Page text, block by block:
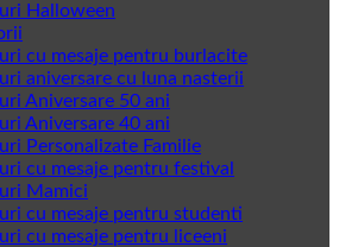
Halloween
cu mesaje pentru burlacite
aniversare cu luna nasterii
Aniversare 50 ani
Aniversare 40 ani
Personalizate Familie
cu mesaje pentru festival
Mamici
cu mesaje pentru studenti
cu mesaje pentru liceeni